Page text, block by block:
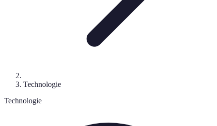
Technologie
Technologie